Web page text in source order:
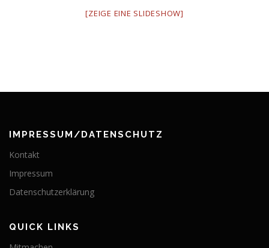
[ZEIGE EINE SLIDESHOW]
IMPRESSUM/DATENSCHUTZ
Kontakt
Impressum
Datenschutzerklärung
QUICK LINKS